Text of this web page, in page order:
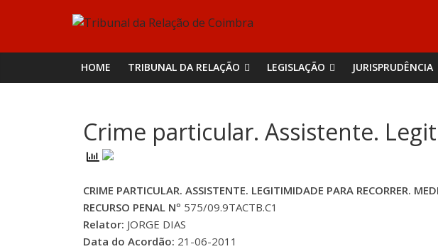
Tribunal
da
de
Coimbra
HOME TRIBUNAL DA RELAÇÃO LEGISLAÇÃO JURISPRUDÊNCIA
Crime particular. Assistente.
CRIME PARTICULAR. ASSISTENTE. LEGITIMIDADE PARA RECORRER.
RECURSO PENAL Nº 575/09.9TACTB.C1
Relator: JORGE DIAS
Data do Acordão: 21-06-2011